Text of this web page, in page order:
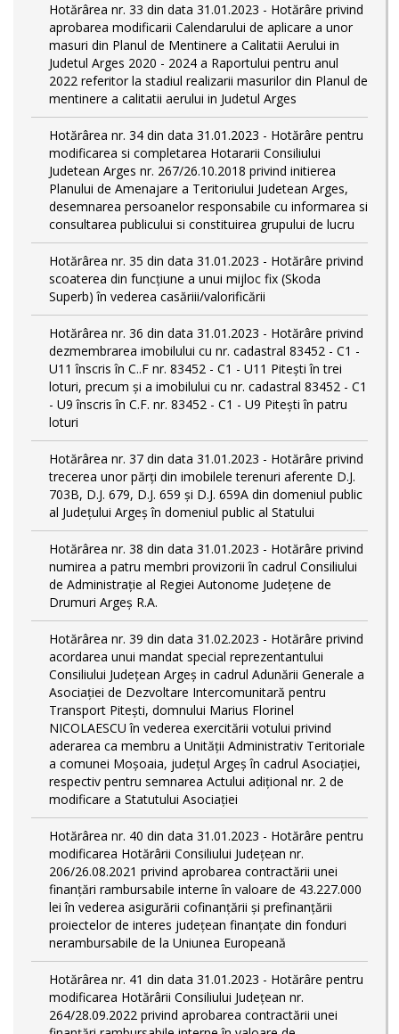
Hotărârea nr. 33 din data 31.01.2023 - Hotărâre privind
aprobarea modificarii Calendarului de aplicare a unor
masuri din Planul de Mentinere a Calitatii Aerului in
Judetul Arges 2020 - 2024 a Raportului pentru anul
2022 referitor la stadiul realizarii masurilor din Planul de
mentinere a calitatii aerului in Judetul Arges
Hotărârea nr. 34 din data 31.01.2023 - Hotărâre pentru
modificarea si completarea Hotararii Consiliului
Judetean Arges nr. 267/26.10.2018 privind initierea
Planului de Amenajare a Teritoriului Judetean Arges,
desemnarea persoanelor responsabile cu informarea si
consultarea publicului si constituirea grupului de lucru
Hotărârea nr. 35 din data 31.01.2023 - Hotărâre privind
scoaterea din funcţiune a unui mijloc fix (Skoda
Superb) în vederea casăriii/valorificării
Hotărârea nr. 36 din data 31.01.2023 - Hotărâre privind
dezmembrarea imobilului cu nr. cadastral 83452 - C1 -
U11 înscris în C..F nr. 83452 - C1 - U11 Piteşti în trei
loturi, precum şi a imobilului cu nr. cadastral 83452 - C1
- U9 înscris în C.F. nr. 83452 - C1 - U9 Piteşti în patru
loturi
Hotărârea nr. 37 din data 31.01.2023 - Hotărâre privind
trecerea unor părţi din imobilele terenuri aferente D.J.
703B, D.J. 679, D.J. 659 şi D.J. 659A din domeniul public
al Judeţului Argeş în domeniul public al Statului
Hotărârea nr. 38 din data 31.01.2023 - Hotărâre privind
numirea a patru membri provizorii în cadrul Consiliului
de Administraţie al Regiei Autonome Judeţene de
Drumuri Argeş R.A.
Hotărârea nr. 39 din data 31.02.2023 - Hotărâre privind
acordarea unui mandat special reprezentantului
Consiliului Judeţean Argeş in cadrul Adunării Generale a
Asociaţiei de Dezvoltare Intercomunitară pentru
Transport Piteşti, domnului Marius Florinel
NICOLAESCU în vederea exercitării votului privind
aderarea ca membru a Unităţii Administrativ Teritoriale
a comunei Moşoaia, judeţul Argeş în cadrul Asociaţiei,
respectiv pentru semnarea Actului adiţional nr. 2 de
modificare a Statutului Asociaţiei
Hotărârea nr. 40 din data 31.01.2023 - Hotărâre pentru
modificarea Hotărârii Consiliului Judeţean nr.
206/26.08.2021 privind aprobarea contractării unei
finanţări rambursabile interne în valoare de 43.227.000
lei în vederea asigurării cofinanţării şi prefinanţării
proiectelor de interes judeţean finanţate din fonduri
nerambursabile de la Uniunea Europeană
Hotărârea nr. 41 din data 31.01.2023 - Hotărâre pentru
modificarea Hotărârii Consiliului Judeţean nr.
264/28.09.2022 privind aprobarea contractării unei